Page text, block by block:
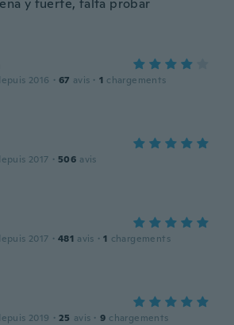
y fuerte, falta probar
2016 · 67 avis · 1 chargements
2017 · 506 avis
2017 · 481 avis · 1 chargements
2019 · 25 avis · 9 chargements